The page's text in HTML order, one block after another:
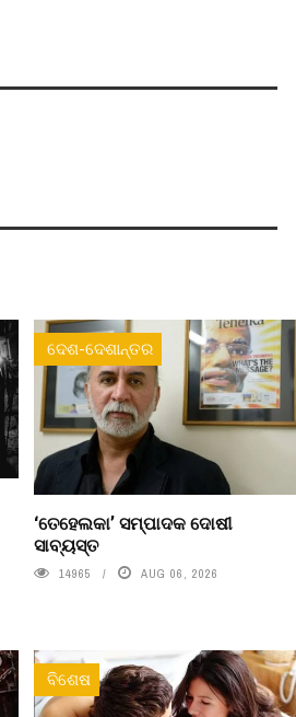
ଦେଶ-ଦେଶାନ୍ତର
‘ତେହେଲକା’ ସମ୍ପାଦକ ଦୋଷୀ
ସାବ୍ୟସ୍ତ
14965 AUG 06, 2026
ବିଶେଷ